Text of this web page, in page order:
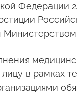
Федерации
в рамках